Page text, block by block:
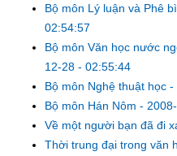
Bộ môn Lý luận và Phê
02:54:57
Bộ môn Văn học nước
12-28 - 02:55:44
Bộ môn Nghệ thuật học -
Bộ môn Hán Nôm -
Về một người bạn đã đi
Thời trung đại trong văn